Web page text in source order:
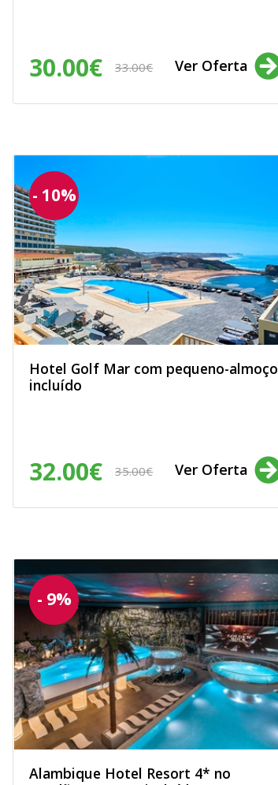
30.00€ 33.00€ Ver Oferta
- 10%
Hotel Golf Mar com pequeno-almoço
incluído
32.00€ 35.00€ Ver Oferta
- 9%
Alambique Hotel Resort 4* no